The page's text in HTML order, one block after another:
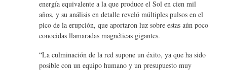
energía equivalente a la que produce el Sol en cien mil
años, y su análisis en detalle reveló múltiples pulsos en el
pico de la erupción, que aportaron luz sobre estas aún poco
conocidas llamaradas magnéticas gigantes.
“La culminación de la red supone un éxito, ya que ha sido
posible con un equipo humano y un presupuesto muy